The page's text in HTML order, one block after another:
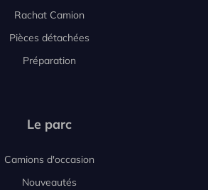
Rachat Camion
Pièces détachées
Préparation
Le parc
Camions d'occasion
Nouveautés